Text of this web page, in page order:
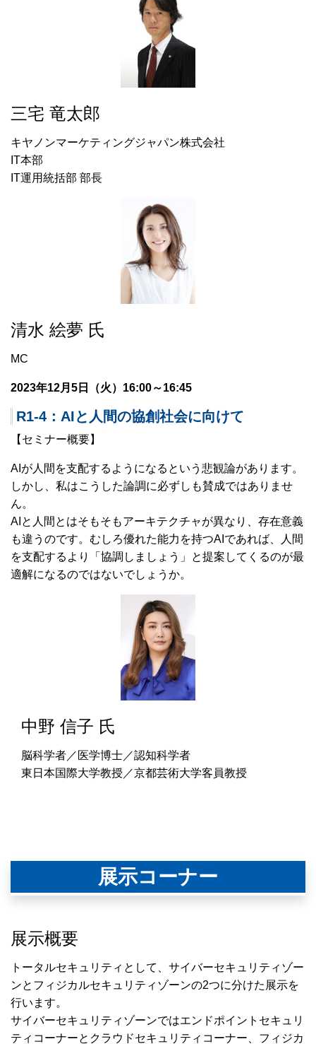
三宅 竜太郎
キヤノンマーケティングジャパン株式会社
IT本部
IT運用統括部 部長
清水 絵夢 氏
MC
2023年12月5日（火）16:00～16:45
R1-4：AIと人間の協創社会に向けて
【セミナー概要】
AIが人間を支配するようになるという悲観論があります。
しかし、私はこうした論調に必ずしも賛成ではありませ
ん。
AIと人間とはそもそもアーキテクチャが異なり、存在意義
も違うのです。むしろ優れた能力を持つAIであれば、人間
を支配するより「協調しましょう」と提案してくるのが最
適解になるのではないでしょうか。
中野 信子 氏
脳科学者／医学博士／認知科学者
東日本国際大学教授／京都芸術大学客員教授
展示コーナー
展示概要
トータルセキュリティとして、サイバーセキュリティゾー
ンとフィジカルセキュリティゾーンの2つに分けた展示を
行います。
サイバーセキュリティゾーンではエンドポイントセキュリ
ティコーナーとクラウドセキュリティコーナー、フィジカ